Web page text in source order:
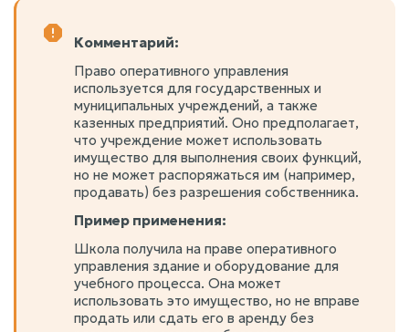
Комментарий:
Право оперативного управления
используется для государственных и
муниципальных учреждений, а также
казенных предприятий. Оно предполагает,
что учреждение может использовать
имущество для выполнения своих функций,
но не может распоряжаться им (например,
продавать) без разрешения собственника.
Пример применения:
Школа получила на праве оперативного
управления здание и оборудование для
учебного процесса. Она может
использовать это имущество, но не вправе
продать или сдать его в аренду без